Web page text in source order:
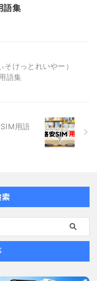
語集
けっとれいやー）
語集
用語